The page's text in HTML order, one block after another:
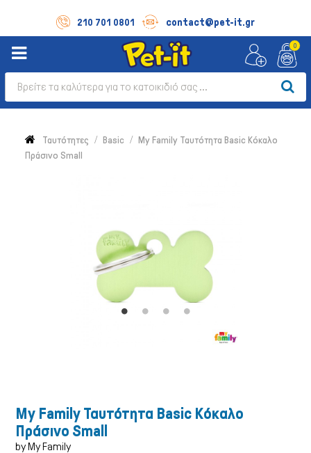
210 701 0801 contact@pet-it.gr
0
Ταυτότητες Basic
My Family Ταυτότητα Basic Κόκαλο
Πράσινο Small
My Family Ταυτότητα Basic Κόκαλο
Πράσινο Small
by My Family